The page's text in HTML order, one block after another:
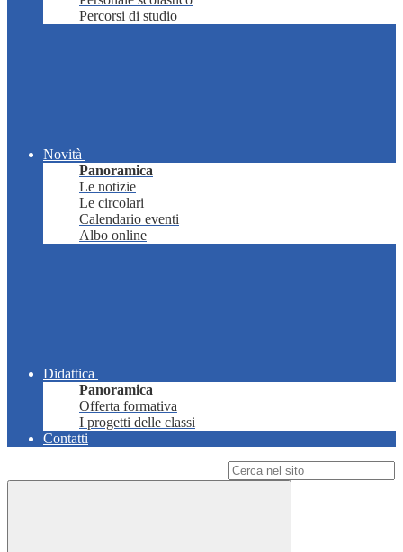
Percorsi di studio
Novità
Panoramica
Le notizie
Le circolari
Calendario eventi
Albo online
Didattica
Panoramica
Offerta formativa
I progetti delle classi
Contatti